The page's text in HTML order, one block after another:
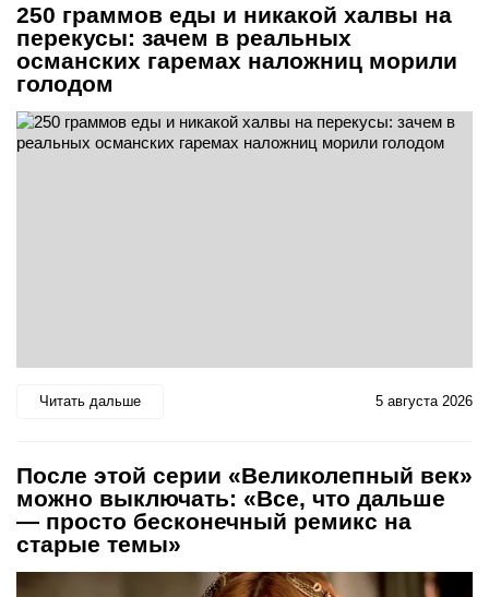
250 граммов еды и никакой халвы на
перекусы: зачем в реальных
османских гаремах наложниц морили
голодом
Читать дальше 5 августа 2026
После этой серии «Великолепный век»
можно выключать: «Все, что дальше
— просто бесконечный ремикс на
старые темы»